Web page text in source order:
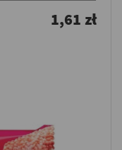
1,61 zł